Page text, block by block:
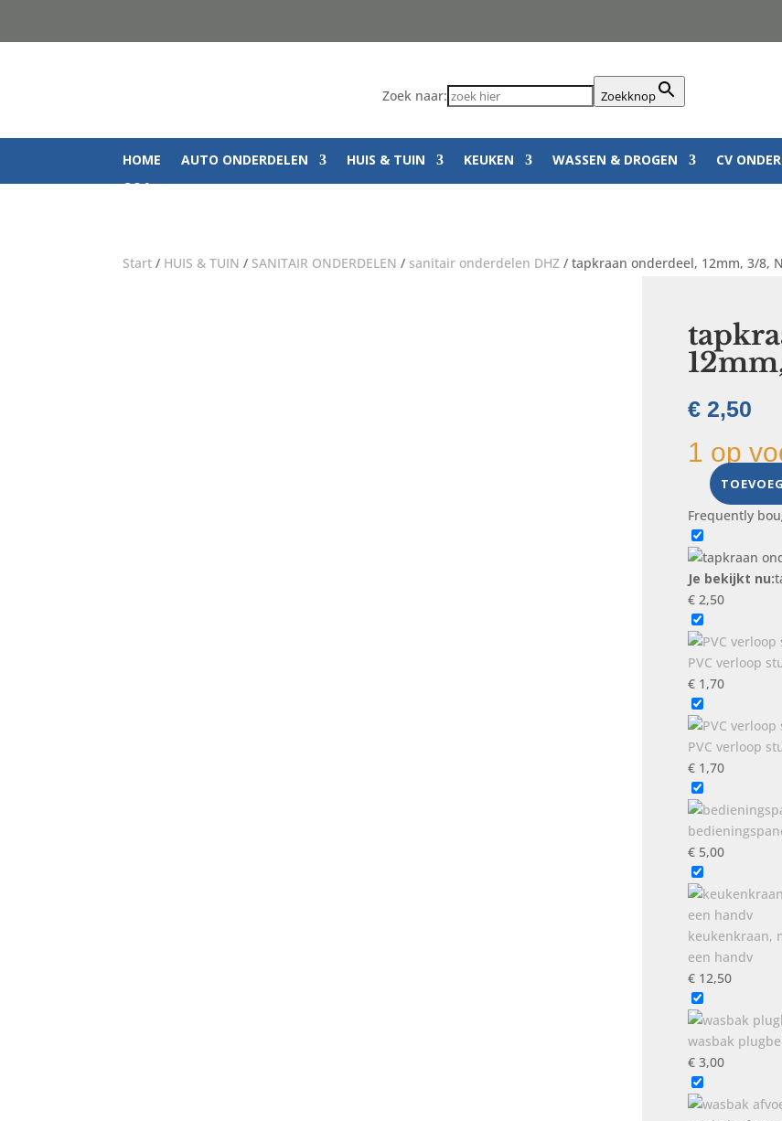
Zoek naar: Zoekknop
HOME AUTO ONDERDELEN HUIS & TUIN KEUKEN WASSEN & DROGEN CV
Q&A
Start / HUIS & TUIN / SANITAIR ONDERDELEN / sanitair onderdelen DHZ / tapkraan onderdeel, 12mm, 3/8,
€2,50
1 op
tapkraan
onderdeel,
12mm,
3/8,
Nieuw
aantal
Frequently
Je bekijkt nu:
€2,50
PVC verloop
€1,70
PVC verloop
€1,70
€5,00
keukenkraan,
een handv
€12,50
wasbak
€3,00